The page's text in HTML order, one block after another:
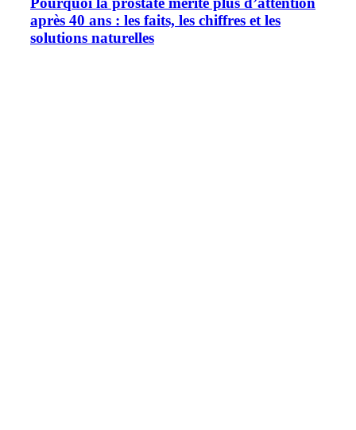
après 40 ans : les faits, les chiffres et les
solutions naturelles